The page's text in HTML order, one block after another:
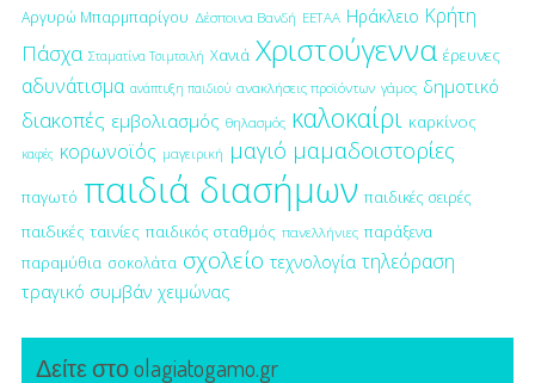
Αργυρώ Μπαρμπαρίγου Δέσποινα Βανδή ΕΕΤΑΑ Ηράκλειο Κρήτη
Πάσχα Σταματίνα Τσιμτσιλή Χανιά Χριστούγεννα έρευνες
αδυνάτισμα ανάπτυξη παιδιού ανακλήσεις προϊόντων γάμος δημοτικό
διακοπές εμβολιασμός θηλασμός καλοκαίρι καρκίνος
καφές κορωνοϊός μαγειρική μαγιό μαμαδοιστορίες
παγωτό παιδιά διασήμων παιδικές σειρές
παιδικές ταινίες παιδικός σταθμός πανελλήνιες παράξενα
παραμύθια σοκολάτα σχολείο τεχνολογία τηλεόραση
τραγικό συμβάν χειμώνας
Δείτε στο olagiatogamo.gr